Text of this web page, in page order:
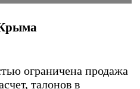
ограничена продажа
талонов в